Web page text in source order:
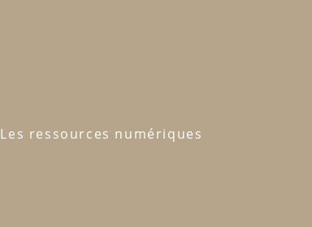
Les ressources numériques